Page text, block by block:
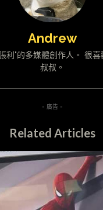
Andrew
利"的多媒體創作人。 很
叔叔。
- 廣告 -
Related Articles